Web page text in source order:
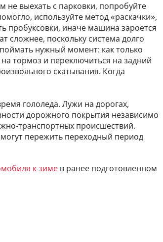
не выехать с парковки, попробуйте
используйте метод «раскачки»,
пробуксовки, иначе машина зароется
сложнее, поскольку система долго
нужный момент: как только
тормоз и переключиться на задний
скатывания. Когда
гололеда. Лужи на дорогах,
дорожного покрытия независимо
транспортных происшествий.
пережить переходный период
к зиме в ранее подготовленном